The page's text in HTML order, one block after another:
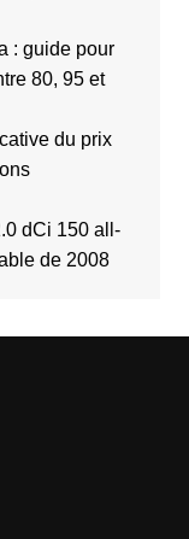
: guide pour
80, 95 et
du prix
dCi 150 all-
de 2008